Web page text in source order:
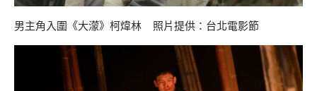
男主角入圍《大濛》柯煒林 照片提供：台北電影節